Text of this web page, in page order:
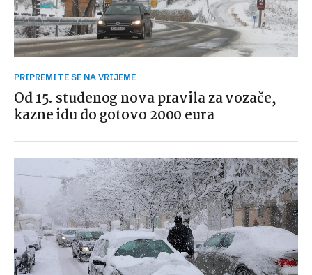
PRIPREMITE SE NA VRIJEME
Od 15. studenog nova pravila za vozače,
kazne idu do gotovo 2000 eura